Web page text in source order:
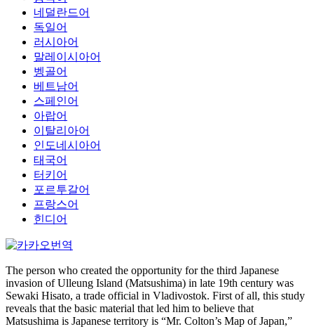
네덜란드어
독일어
러시아어
말레이시아어
벵골어
베트남어
스페인어
아랍어
이탈리아어
인도네시아어
태국어
터키어
포르투갈어
프랑스어
힌디어
The person who created the opportunity for the third Japanese
invasion of Ulleung Island (Matsushima) in late 19th century was
Sewaki Hisato, a trade official in Vladivostok. First of all, this study
reveals that the basic material that led him to believe that
Matsushima is Japanese territory is “Mr. Colton’s Map of Japan,”